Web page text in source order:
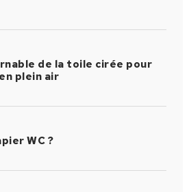
de la toile cirée pour
plein air
WC ?